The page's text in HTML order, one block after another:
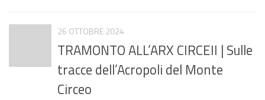
26 OTTOBRE 2024
TRAMONTO ALL’ARX CIRCEII | Sulle
tracce dell’Acropoli del Monte
Circeo